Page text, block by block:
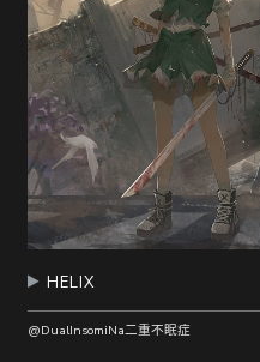
HELIX
@DualInsomiNa二重不眠症